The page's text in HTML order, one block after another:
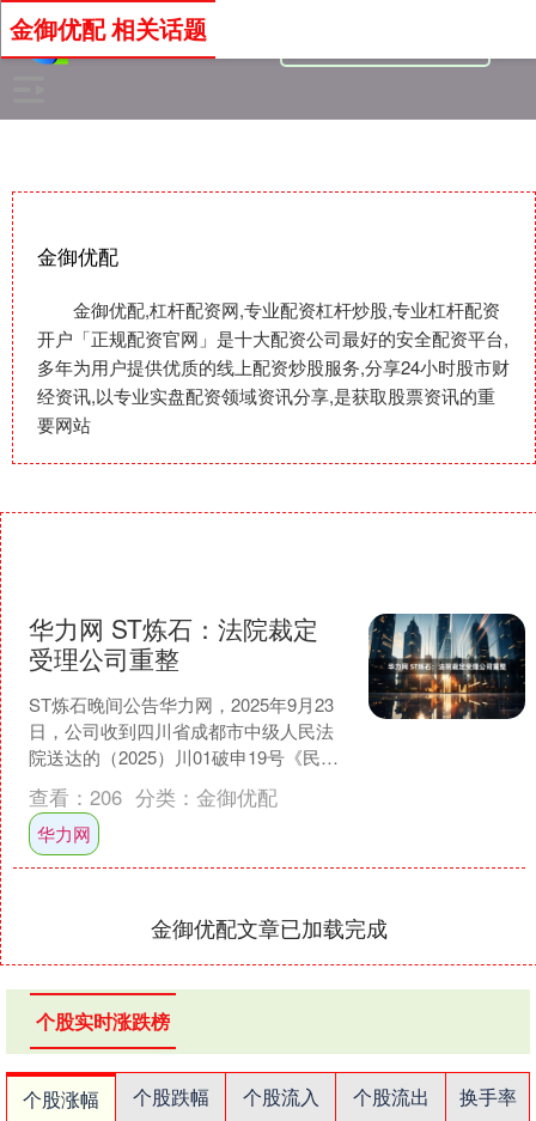
金御优配
金御优配,杠杆配资网,专业配资杠杆炒股,专业杠杆配资
开户「正规配资官网」是十大配资公司最好的安全配资平台,
多年为用户提供优质的线上配资炒股服务,分享24小时股市财
经资讯,以专业实盘配资领域资讯分享,是获取股票资讯的重
要网站
金御优配 相关话题
华力网 ST炼石：法院裁定
受理公司重整
ST炼石晚间公告华力网，2025年9月23
日，公司收到四川省成都市中级人民法
院送达的（2025）川01破申19号《民事
裁定书》，裁定受理公司的重整申请。
同日，成....
查看： 206 分类： 金御优配
华力网
金御优配文章已加载完成
个股实时涨跌榜
个股涨幅 个股跌幅 个股流入 个股流出
换手率